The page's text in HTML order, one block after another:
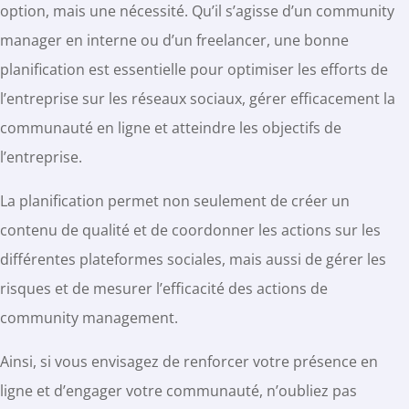
option, mais une nécessité. Qu’il s’agisse d’un community
manager en interne ou d’un freelancer, une bonne
planification est essentielle pour optimiser les efforts de
l’entreprise sur les réseaux sociaux, gérer efficacement la
communauté en ligne et atteindre les objectifs de
l’entreprise.
La planification permet non seulement de créer un
contenu de qualité et de coordonner les actions sur les
différentes plateformes sociales, mais aussi de gérer les
risques et de mesurer l’efficacité des actions de
community management.
Ainsi, si vous envisagez de renforcer votre présence en
ligne et d’engager votre communauté, n’oubliez pas